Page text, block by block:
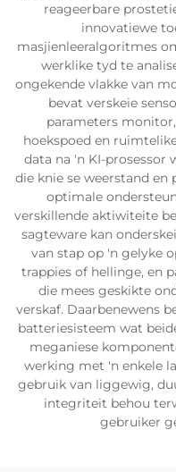
reageerbare
innovatiewe
masjienleeralgoritmes
werklike tyd te
ongekende vlakke van
bevat verskeie
parameters
hoekspoed en
data na 'n KI-prosessor
die knie se weerstand en
optimale
verskillende aktiwiteite
sagteware kan
van stap op 'n gelyke
trappies of hellinge, en
die mees geskikte
verskaf. Daarbenewens
batteriesisteem wat
meganiese
werking met 'n enkele
gebruik van liggewig,
integriteit behou
gebruiker